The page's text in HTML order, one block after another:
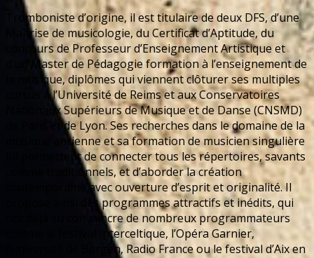
Tromboniste d’origine, il est titulaire de deux DFS, d’une
Maîtrise de musicologie, du Certificat d’Aptitude, du
concours de Professeur d’Enseignement Artistique et
d’un Master de Pédagogie formation à l’enseignement de
la musique, diplômes qui viennent clôturer ses multiples
cursus à l’Université de Reims et aux Conservatoires
Nationaux Supérieurs de Musique et de Danse (CNSMD)
de Paris et de Lyon. Ses recherches dans le domaine de la
musique ancienne et sa formation de musicien singulière
lui permettent de connecter tous les répertoires, savants
comme traditionnels, et d’aborder la création
contemporaine avec ouverture d’esprit et originalité. Il
propose ainsi des programmes attractifs et inédits, qui
ont déjà su convaincre de nombreux programmateurs
comme le festival Interceltique, l’Opéra Garnier,
l’université de Bergen, Radio France ou le festival d’Aix en